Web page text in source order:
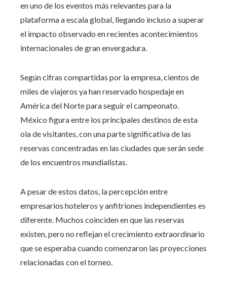
en uno de los eventos más relevantes para la
plataforma a escala global, llegando incluso a superar
el impacto observado en recientes acontecimientos
internacionales de gran envergadura.
Según cifras compartidas por la empresa, cientos de
miles de viajeros ya han reservado hospedaje en
América del Norte para seguir el campeonato.
México figura entre los principales destinos de esta
ola de visitantes, con una parte significativa de las
reservas concentradas en las ciudades que serán sede
de los encuentros mundialistas.
A pesar de estos datos, la percepción entre
empresarios hoteleros y anfitriones independientes es
diferente. Muchos coinciden en que las reservas
existen, pero no reflejan el crecimiento extraordinario
que se esperaba cuando comenzaron las proyecciones
relacionadas con el torneo.